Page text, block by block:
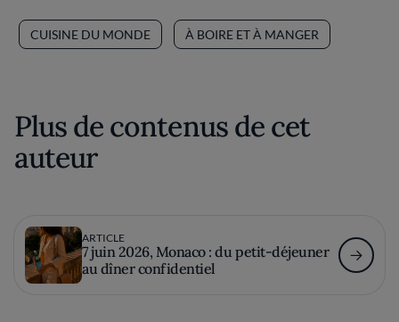
CUISINE DU MONDE À BOIRE ET À MANGER
Plus de contenus de cet
auteur
ARTICLE
7 juin 2026, Monaco : du petit-déjeuner
au dîner confidentiel